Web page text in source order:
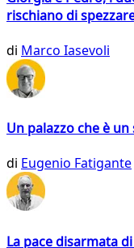
rischiano di
di Marco Iasevoli
Un palazzo che è
di Eugenio Fatigante
La pace disarmata